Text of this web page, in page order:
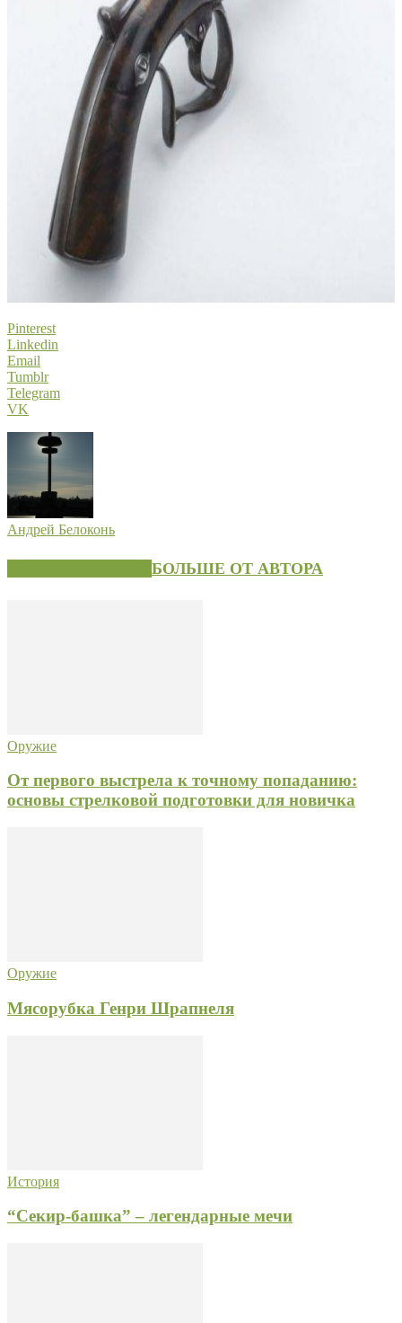
Pinterest
Linkedin
Email
Tumblr
Telegram
VK
Андрей Белоконь
БОЛЬШЕ ОТ АВТОРА
Оружие
От первого выстрела к точному попаданию:
основы стрелковой подготовки для новичка
Оружие
Мясорубка Генри Шрапнеля
История
“Секир-башка” – легендарные мечи